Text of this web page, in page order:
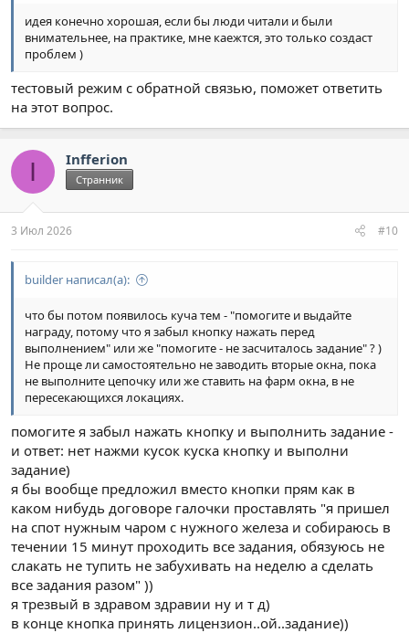
идея конечно хорошая, если бы люди читали и были
внимательнее, на практике, мне каежтся, это только создаст
проблем )
тестовый режим с обратной связью, поможет ответить
на этот вопрос.
I Infferion
Странник
3 Июл 2026 #10
builder написал(а):
что бы потом появилось куча тем - "помогите и выдайте
награду, потому что я забыл кнопку нажать перед
выполнением" или же "помогите - не засчиталось задание" ? )
Не проще ли самостоятельно не заводить вторые окна, пока
не выполните цепочку или же ставить на фарм окна, в не
пересекающихся локациях.
помогите я забыл нажать кнопку и выполнить задание -
и ответ: нет нажми кусок куска кнопку и выполни
задание)
я бы вообще предложил вместо кнопки прям как в
каком нибудь договоре галочки проставлять "я пришел
на спот нужным чаром с нужного железа и собираюсь в
течении 15 минут проходить все задания, обязуюсь не
слакать не тупить не забухивать на неделю а сделать
все задания разом" ))
я трезвый в здравом здравии ну и т д)
в конце кнопка принять лицензион..ой..задание))